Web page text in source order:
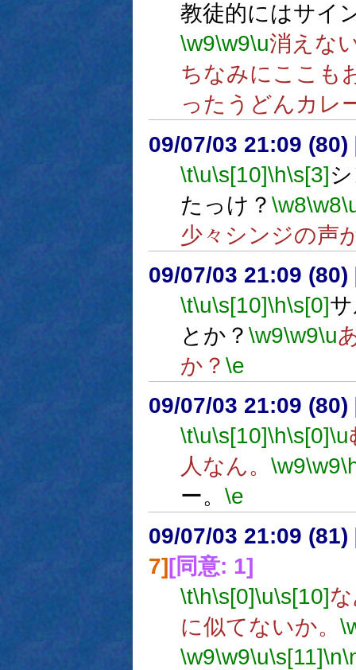
教徒的にはサイ
\w9\w9\u消えな
ちなみにここも
ったうどんカレ
09/07/03 21:09 (80)
\t\u\s[10]\h\s[3]
たっけ？ \w8\w8
少々シンジの声
09/07/03 21:09 (80)
\t\u\s[10]\h\s[0]
とか？ \w9\w9\u
か？ \e
09/07/03 21:09 (80)
\t\u\s[10]\h\s[0]\u
人なん。 \w9\w9
ー。 \e
09/07/03 21:09 (81)
7][同意: 1]
\t\h\s[0]\u\s[10]
に似てないか。
\w9\w9\u\s[11]\n